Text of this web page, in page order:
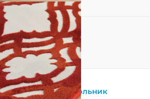
Прямоугольник